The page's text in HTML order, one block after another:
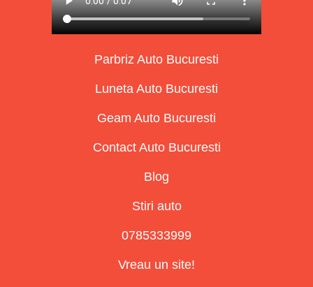
Parbriz Auto Bucuresti
Luneta Auto Bucuresti
Geam Auto Bucuresti
Contact Auto Bucuresti
Blog
Stiri auto
0785333999
Vreau un site!